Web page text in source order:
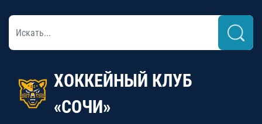
ХОККЕЙНЫЙ КЛУБ
«СОЧИ»